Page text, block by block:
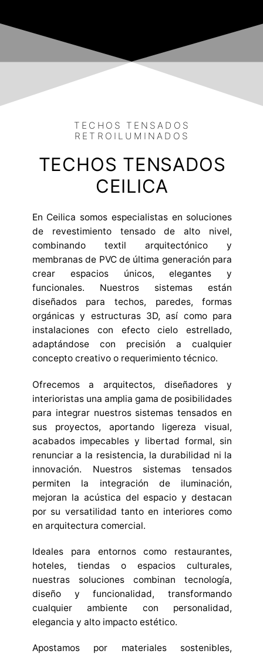
TECHOS TENSADOS
RETROILUMINADOS
TECHOS TENSADOS
CEILICA
En Ceilica somos especialistas en soluciones
de revestimiento tensado de alto nivel,
combinando textil arquitectónico y
membranas de PVC de última generación para
crear espacios únicos, elegantes y
funcionales. Nuestros sistemas están
diseñados para techos, paredes, formas
orgánicas y estructuras 3D, así como para
instalaciones con efecto cielo estrellado,
adaptándose con precisión a cualquier
concepto creativo o requerimiento técnico.
Ofrecemos a arquitectos, diseñadores y
interioristas una amplia gama de posibilidades
para integrar nuestros sistemas tensados en
sus proyectos, aportando ligereza visual,
acabados impecables y libertad formal, sin
renunciar a la resistencia, la durabilidad ni la
innovación. Nuestros sistemas tensados
permiten la integración de iluminación,
mejoran la acústica del espacio y destacan
por su versatilidad tanto en interiores como
en arquitectura comercial.
Ideales para entornos como restaurantes,
hoteles, tiendas o espacios culturales,
nuestras soluciones combinan tecnología,
diseño y funcionalidad, transformando
cualquier ambiente con personalidad,
elegancia y alto impacto estético.
Apostamos por materiales sostenibles,